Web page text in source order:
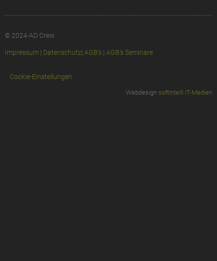
© 2024-AD Crew
Impressum | Datenschutz| AGB’s | AGB’s Seminare
Cookie-Einstellungen
Webdesign softintelli IT-Medien